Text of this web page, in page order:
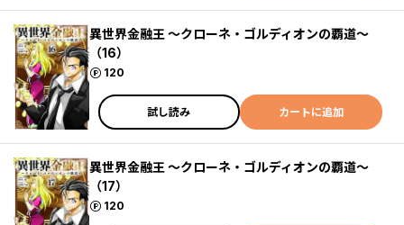
異世界金融王 ～クローネ・ゴルディオンの覇道～
（16）
120
ポイント
試し読み カートに追加
異世界金融王 ～クローネ・ゴルディオンの覇道～
（17）
120
ポイント